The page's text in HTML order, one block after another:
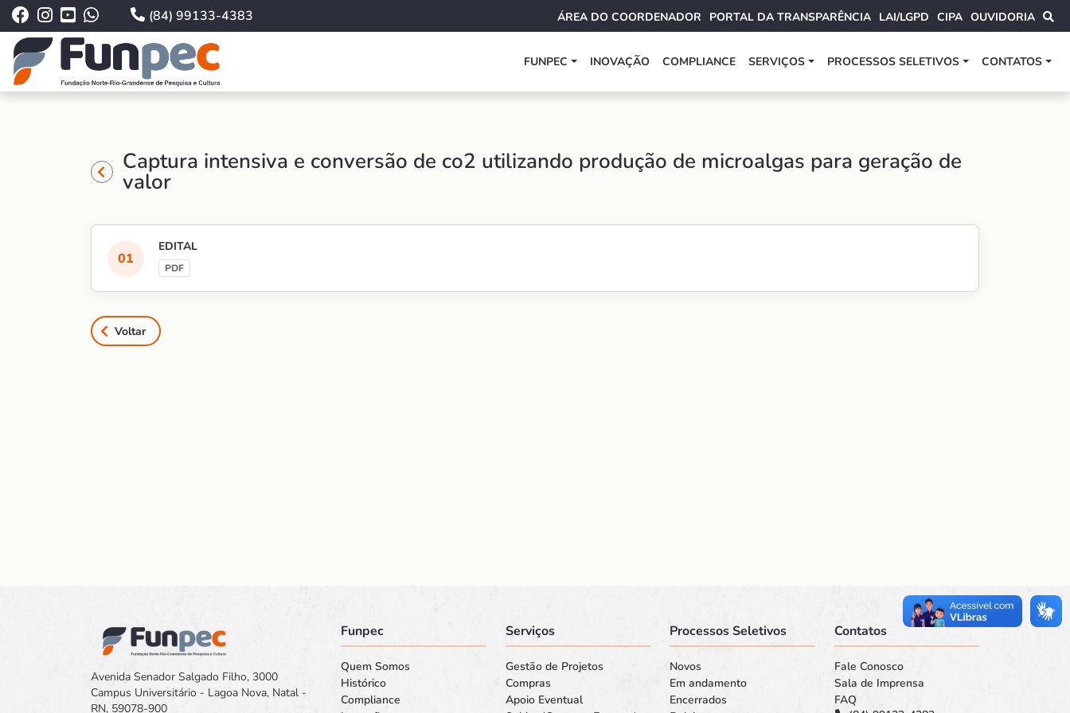
(84) 99133-4383 ÁREA DO COORDENADOR PORTAL DA TRANSPARÊNCIA LAI/LGPD CIPA OUVIDORIA
FUNPEC INOVAÇÃO COMPLIANCE SERVIÇOS PROCESSOS SELETIVOS CONTATOS
Captura intensiva e conversão de co2 utilizando produção de microalgas para geração de
valor
EDITAL
Voltar
Avenida Senador Salgado Filho, 3000
Campus Universitário - Lagoa Nova, Natal -
RN, 59078-900
Funpec
Quem Somos
Histórico
Compliance
Serviços
Gestão de Projetos
Compras
Apoio Eventual
Processos Seletivos
Novos
Em andamento
Encerrados
Contatos
Fale Conosco
Sala de Imprensa
FAQ